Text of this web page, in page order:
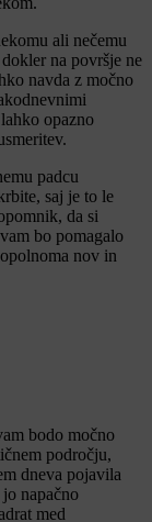
ali nečemu
na površje ne
navda z močno
opazno
padcu
saj je to le
da si
bo pomagalo
nov in
bodo močno
področju,
dneva pojavila
napačno
med